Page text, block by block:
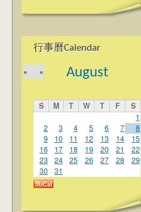
行事曆Calendar
August
«
»
S M T W T F
S
1
2
3 4 5 6 7
8
9
10 11 12 13 14
15
16
17 18 19 20 21
22
23
24 25 26 27 28
29
30
31